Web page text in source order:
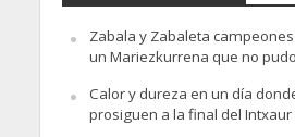
Zabala y Zabaleta
un Mariezkurrena que no
Calor y dureza en un día
prosiguen a la final del Intxaur